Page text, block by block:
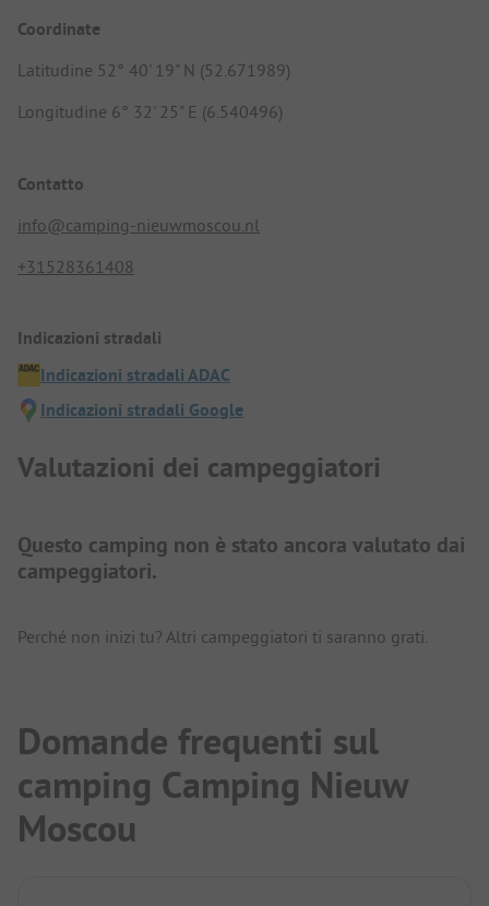
Coordinate
Latitudine 52° 40' 19" N (52.671989)
Longitudine 6° 32' 25" E (6.540496)
Contatto
info@camping-nieuwmoscou.nl
+31528361408
Indicazioni stradali
Indicazioni stradali ADAC
Indicazioni stradali Google
Valutazioni dei campeggiatori
Questo camping non è stato ancora valutato dai
campeggiatori.
Perché non inizi tu? Altri campeggiatori ti saranno grati.
Domande frequenti sul
camping Camping Nieuw
Moscou